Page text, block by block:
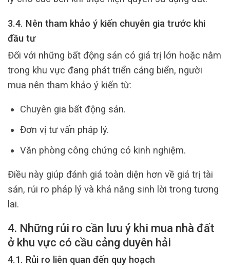
3.4. Nên tham khảo ý kiến chuyên gia trước khi
đầu tư
Đối với những bất động sản có giá trị lớn hoặc nằm
trong khu vực đang phát triển cảng biển, người
mua nên tham khảo ý kiến từ:
Chuyên gia bất động sản.
Đơn vị tư vấn pháp lý.
Văn phòng công chứng có kinh nghiệm.
Điều này giúp đánh giá toàn diện hơn về giá trị tài
sản, rủi ro pháp lý và khả năng sinh lời trong tương
lai.
4. Những rủi ro cần lưu ý khi mua nhà đất
ở khu vực có cầu cảng duyên hải
4.1. Rủi ro liên quan đến quy hoạch